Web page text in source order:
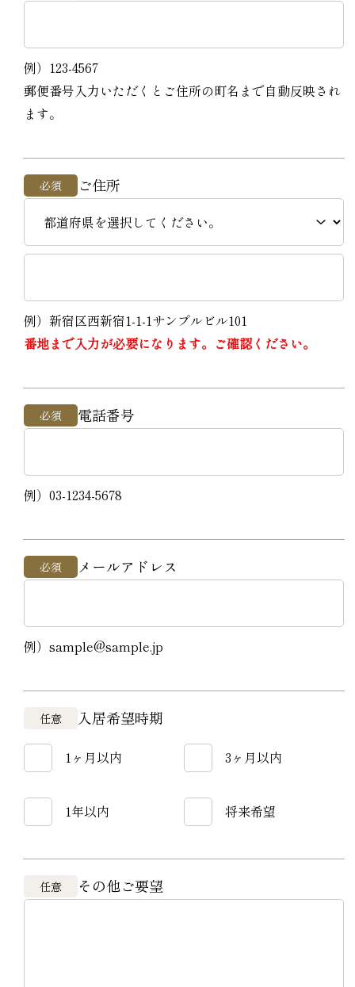
例）123-4567
郵便番号入力いただくとご住所の町名まで自動反映され
ます。
必須 ご住所
例）新宿区西新宿1-1-1サンプルビル101
番地まで入力が必要になります。ご確認ください。
必須 電話番号
例）03-1234-5678
必須 メールアドレス
例）sample@sample.jp
任意 入居希望時期
1ヶ月以内 3ヶ月以内
1年以内 将来希望
任意 その他ご要望